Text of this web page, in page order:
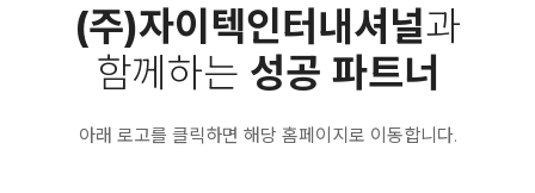
(주)자이텍인터내셔널과
함께하는 성공 파트너
아래 로고를 클릭하면 해당 홈페이지로 이동합니다.